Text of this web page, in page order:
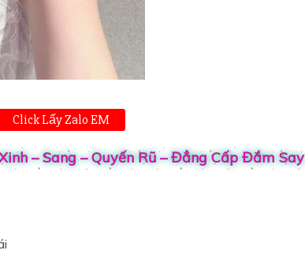
Click Lấy Zalo EM
– Sang – Quyến Rũ – Đẳng Cấp Đắm Say